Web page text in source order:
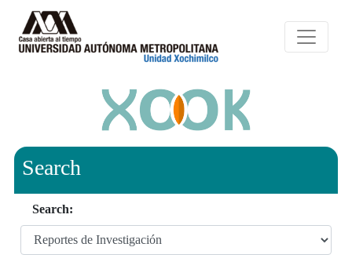
Search
Search: